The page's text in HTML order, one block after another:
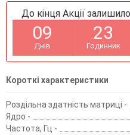
До кінця Акції
09
Днів
23
Годинник
Короткі характеристики
Роздільна здатність матриці -
Ядро -
Частота, Гц -